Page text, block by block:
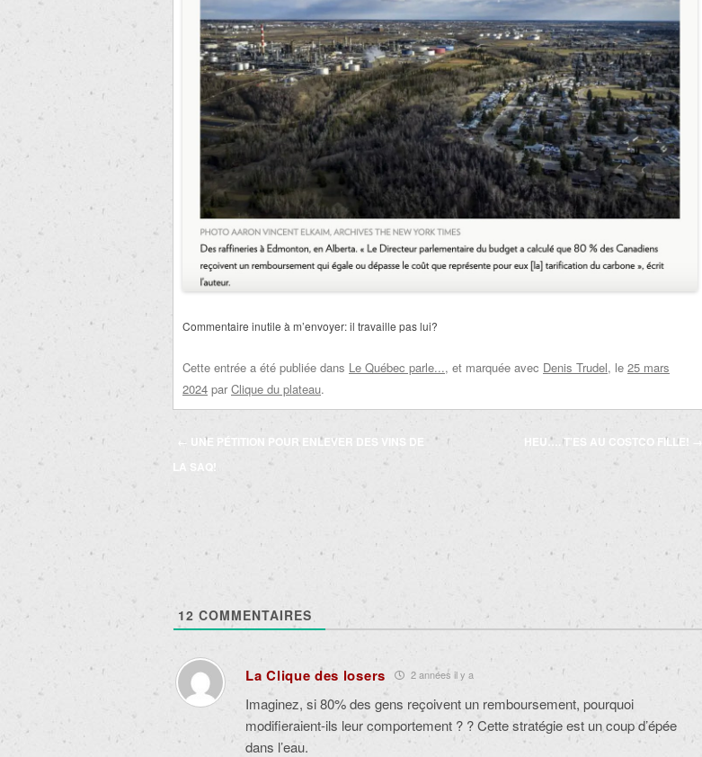
Commentaire inutile à m’envoyer: il travaille pas lui?
Cette entrée a été publiée dans Le Québec parle..., et marquée avec Denis Trudel, le 25 mars
2024 par Clique du plateau.
Navigation
des
← UNE PÉTITION POUR ENLEVER DES VINS DE
LA SAQ!
HEU…. T’ES AU COSTCO FILLE! →
12 COMMENTAIRES
La Clique des losers 2 années il y a
Imaginez, si 80% des gens reçoivent un remboursement, pourquoi
modifieraient-ils leur comportement ? ? Cette stratégie est un coup d’épée
dans l’eau.